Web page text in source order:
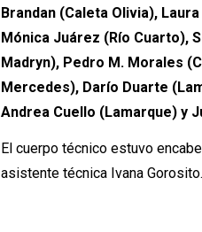
Brandan (Caleta Olivia),
Mónica Juárez (Río Cuarto),
Madryn), Pedro M. Morales
Mercedes), Darío Duarte
Andrea Cuello (Lamarque) y
El cuerpo técnico estuvo
asistente técnica Ivana Gorosito.